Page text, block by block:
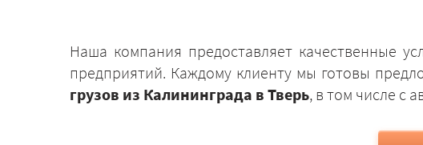
Наша компания предоставляет качественные
предприятий. Каждому клиенту мы готовы
грузов из Калининграда в Тверь, в том числе с